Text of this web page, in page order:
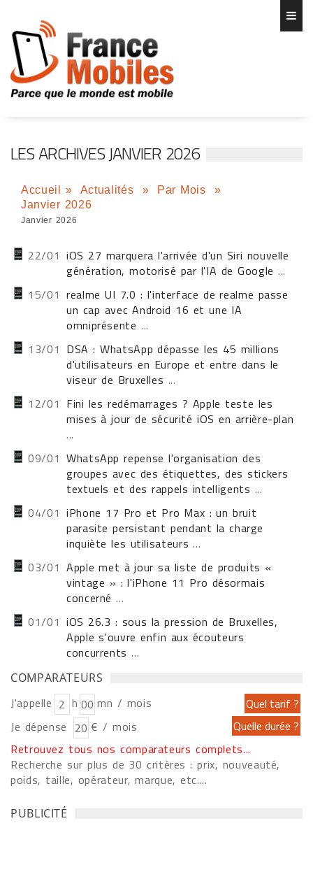
LES ARCHIVES JANVIER 2026
Accueil » Actualités » Par Mois
»
Janvier 2026
Janvier 2026
22/01 iOS 27 marquera l'arrivée d'un Siri nouvelle
génération, motorisé par l'IA de Google ...
15/01 realme UI 7.0 : l'interface de realme passe
un cap avec Android 16 et une IA
omniprésente ...
13/01 DSA : WhatsApp dépasse les 45 millions
d'utilisateurs en Europe et entre dans le
viseur de Bruxelles ...
12/01 Fini les redémarrages ? Apple teste les
mises à jour de sécurité iOS en arrière-plan
...
09/01 WhatsApp repense l'organisation des
groupes avec des étiquettes, des stickers
textuels et des rappels intelligents ...
04/01 iPhone 17 Pro et Pro Max : un bruit
parasite persistant pendant la charge
inquiète les utilisateurs ...
03/01 Apple met à jour sa liste de produits «
vintage » : l'iPhone 11 Pro désormais
concerné ...
01/01 iOS 26.3 : sous la pression de Bruxelles,
Apple s'ouvre enfin aux écouteurs
concurrents ...
COMPARATEURS
J'appelle h
mn / mois
Je dépense
€ / mois
Retrouvez tous nos comparateurs complets...
Recherche sur plus de 30 critères : prix, nouveauté,
poids, taille, opérateur, marque, etc....
PUBLICITÉ